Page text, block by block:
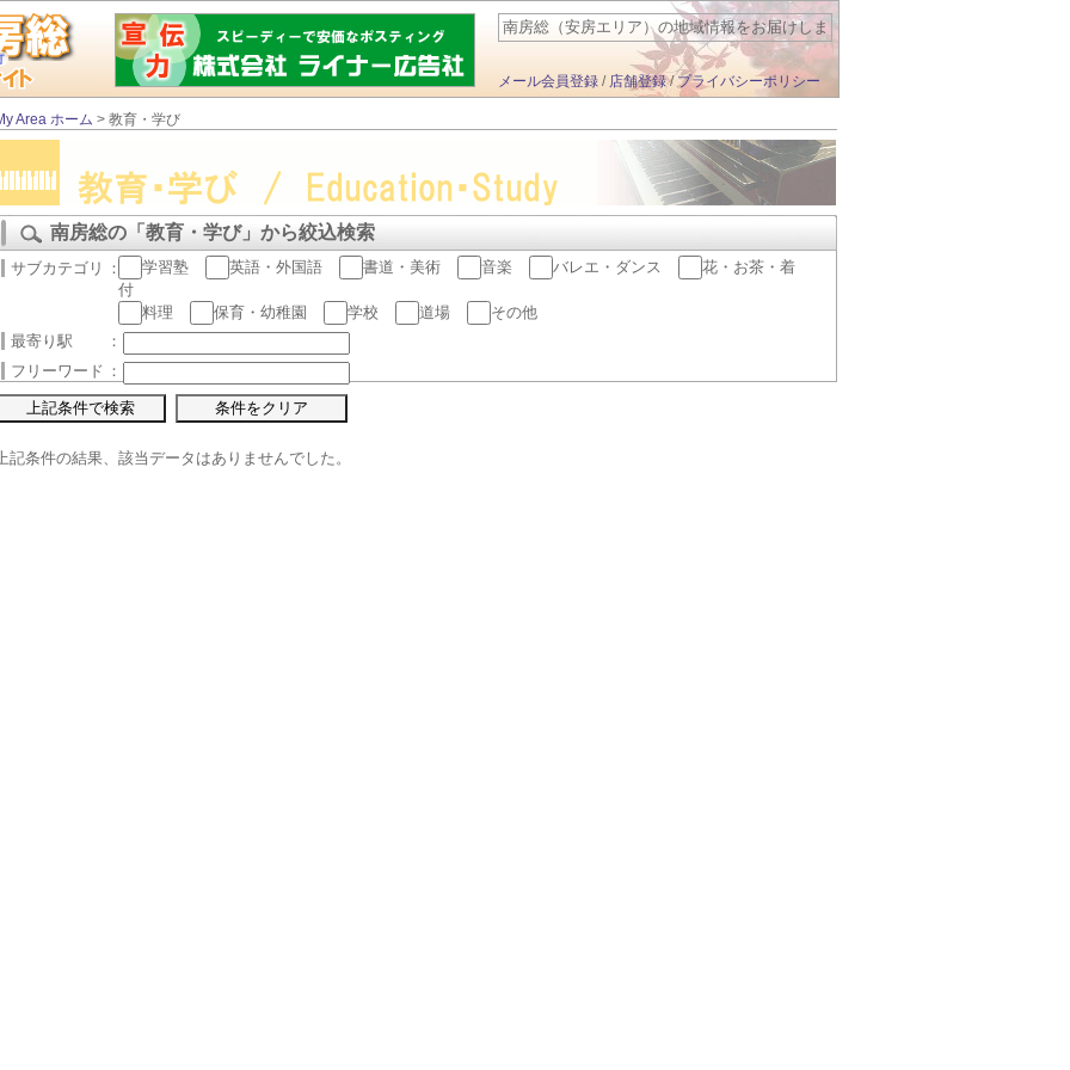
南房総（安房エリア）の地域情報をお届けしま
す
メール会員登録 / 店舗登録/プライバシーポリシー
Area ホーム > 教育・学び
南房総の「教育・学び」から絞込検索
サブカテゴリ ： 学習塾 英語・外国語 書道・美術 音楽 バレエ・ダンス
花・お茶・着
付
料理
保育・幼稚園 学校 道場
その他
最寄り駅
：
フリーワード ：
記条件の結果、該当データはありませんでした。